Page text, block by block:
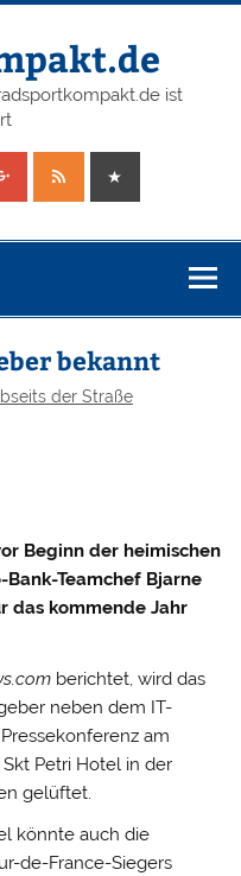
ist
bekannt
der Straße
Beginn der heimischen
Teamchef Bjarne
das kommende Jahr
berichtet, wird das
neben dem IT-
am
Petri Hotel in der
gelüftet.
könnte auch die
de-France-Siegers